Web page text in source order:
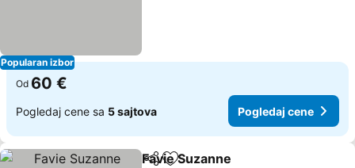
Popularan izbor
Od 60 €
Pogledaj cene sa 5 sajtova Pogledaj cene
Favie Suzanne